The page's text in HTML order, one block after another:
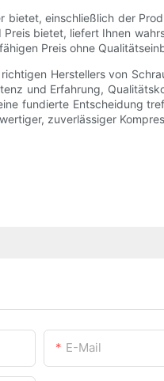
bietet, einschließlich der
bietet, liefert Ihnen
Preis ohne
Herstellers von
und Erfahrung,
fundierte Entscheidung
zuverlässiger
E-Mail